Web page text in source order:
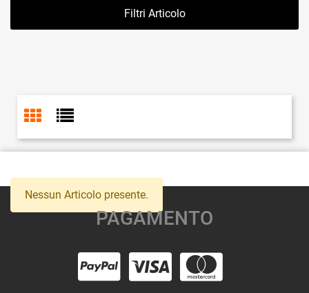
Filtri Articolo
Nessun Articolo presente.
PAGAMENTO